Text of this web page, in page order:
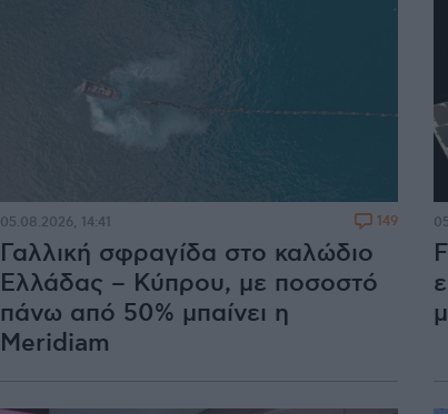
Γαλλική σφραγίδα στο καλώδιο
Ελλάδας – Κύπρου, με ποσοστό
πάνω από 50% μπαίνει η
Meridiam
05.08.2026, 14:41 149